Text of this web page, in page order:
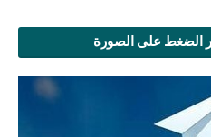
الضغط على الصورة